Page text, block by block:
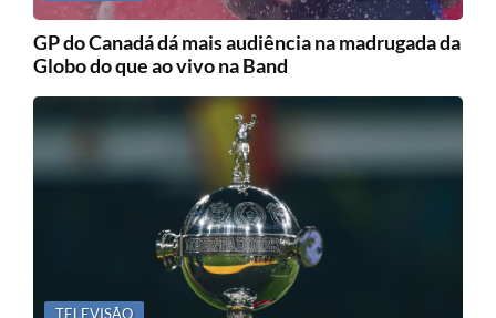
GP do Canadá dá mais audiência na madrugada da
Globo do que ao vivo na Band
TELEVISÃO